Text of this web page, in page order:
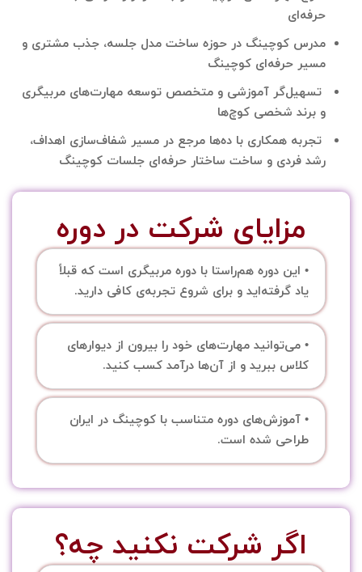
حرفه‌ای
مدرس کوچینگ در حوزه ساخت مدل جلسه، جذب مشتری و
مسیر حرفه‌ای کوچینگ
تسهیل‌گر آموزشی و متخصص توسعه مهارت‌های مربیگری
و برند شخصی کوچ‌ها
تجربه همکاری با ده‌ها مرجع در مسیر شفاف‌سازی اهداف،
رشد فردی و ساخت ساختار حرفه‌ای جلسات کوچینگ
مزایای شرکت در دوره
• این دوره هم‌راستا با دوره مربیگری است که قبلاً
یاد گرفته‌اید و برای شروع تجربه‌ی کافی دارید.
• می‌توانید مهارت‌های خود را بیرون از دیوارهای
کلاس ببرید و از آن‌ها درآمد کسب کنید.
• آموزش‌های دوره متناسب با کوچینگ در ایران
طراحی شده است.
اگر شرکت نکنید چه؟